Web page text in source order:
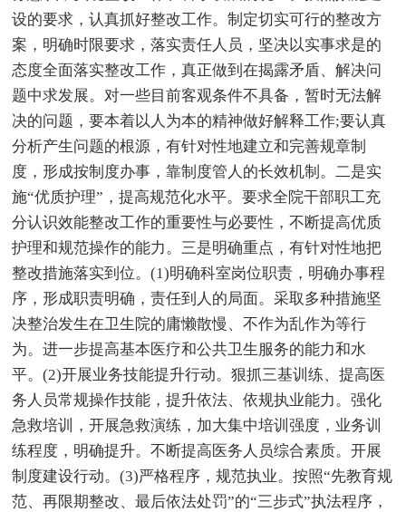
设的要求，认真抓好整改工作。制定切实可行的整改方
案，明确时限要求，落实责任人员，坚决以实事求是的
态度全面落实整改工作，真正做到在揭露矛盾、解决问
题中求发展。对一些目前客观条件不具备，暂时无法解
决的问题，要本着以人为本的精神做好解释工作;要认真
分析产生问题的根源，有针对性地建立和完善规章制
度，形成按制度办事，靠制度管人的长效机制。二是实
施“优质护理”，提高规范化水平。要求全院干部职工充
分认识效能整改工作的重要性与必要性，不断提高优质
护理和规范操作的能力。三是明确重点，有针对性地把
整改措施落实到位。(1)明确科室岗位职责，明确办事程
序，形成职责明确，责任到人的局面。采取多种措施坚
决整治发生在卫生院的庸懒散慢、不作为乱作为等行
为。进一步提高基本医疗和公共卫生服务的能力和水
平。(2)开展业务技能提升行动。狠抓三基训练、提高医
务人员常规操作技能，提升依法、依规执业能力。强化
急救培训，开展急救演练，加大集中培训强度，业务训
练程度，明确提升。不断提高医务人员综合素质。开展
制度建设行动。(3)严格程序，规范执业。按照“先教育规
范、再限期整改、最后依法处罚”的“三步式”执法程序，